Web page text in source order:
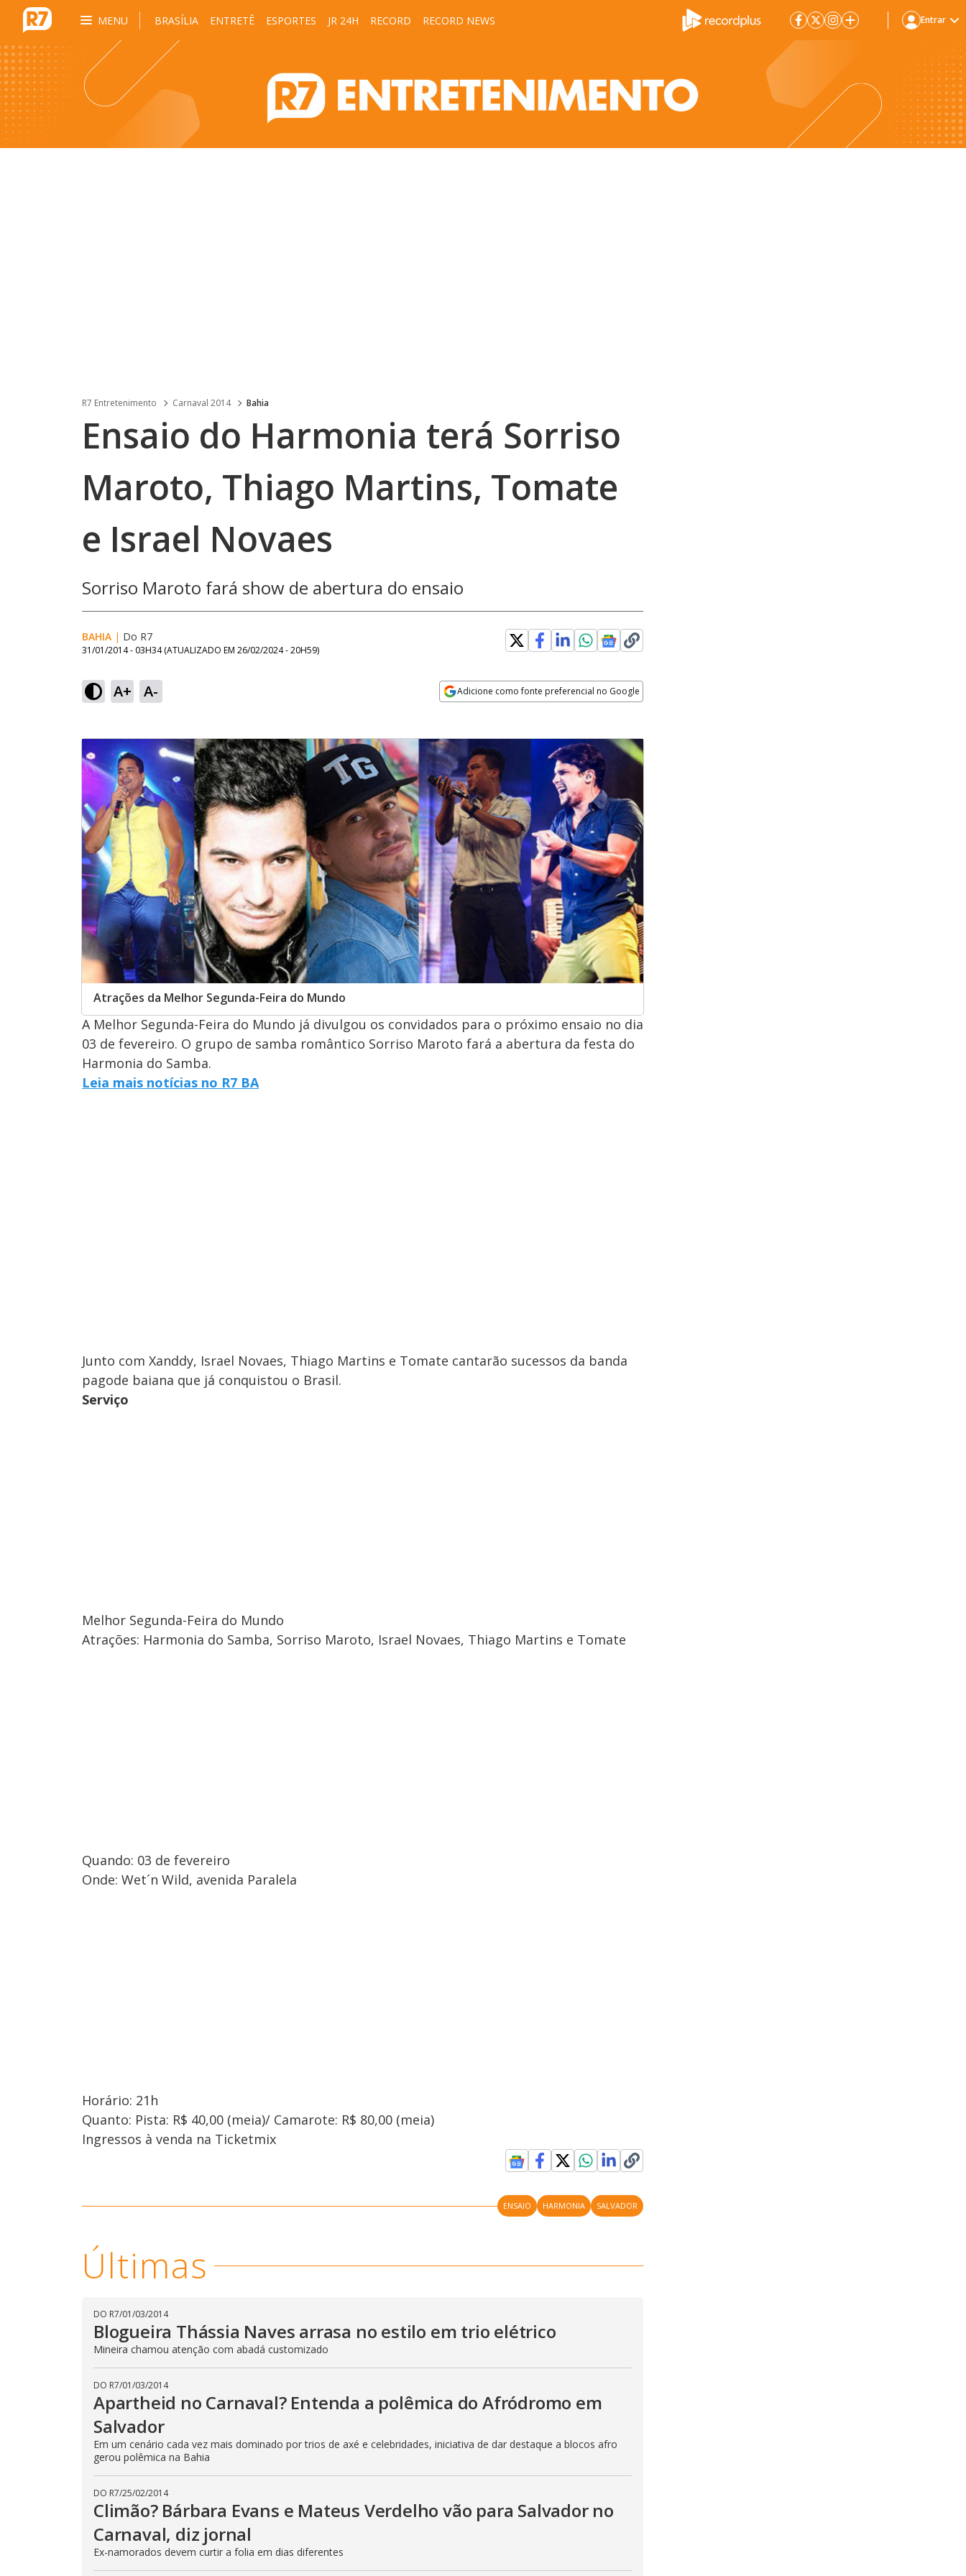
MENU BRASÍLIA ENTRETÊ ESPORTES JR 24H RECORD RECORD NEWS Entrar
R7 Entretenimento Carnaval 2014 Bahia
Ensaio do Harmonia terá Sorriso
Maroto, Thiago Martins, Tomate
e Israel Novaes
Sorriso Maroto fará show de abertura do ensaio
BAHIA | Do R7
31/01/2014 - 03H34 (ATUALIZADO EM 26/02/2024 - 20H59)
A+ A- Adicione como fonte preferencial no Google
Atrações da Melhor Segunda-Feira do Mundo
A Melhor Segunda-Feira do Mundo já divulgou os convidados para o próximo ensaio no dia
03 de fevereiro. O grupo de samba romântico Sorriso Maroto fará a abertura da festa do
Harmonia do Samba.
Leia mais notícias no R7 BA
Junto com Xanddy, Israel Novaes, Thiago Martins e Tomate cantarão sucessos da banda
pagode baiana que já conquistou o Brasil.
Serviço
Melhor Segunda-Feira do Mundo
Atrações: Harmonia do Samba, Sorriso Maroto, Israel Novaes, Thiago Martins e Tomate
Quando: 03 de fevereiro
Onde: Wet´n Wild, avenida Paralela
Horário: 21h
Quanto: Pista: R$ 40,00 (meia)/ Camarote: R$ 80,00 (meia)
Ingressos à venda na Ticketmix
ENSAIO HARMONIA SALVADOR
Últimas
DO R7/01/03/2014
Blogueira Thássia Naves arrasa no estilo em trio elétrico
Mineira chamou atenção com abadá customizado
DO R7/01/03/2014
Apartheid no Carnaval? Entenda a polêmica do Afródromo em
Salvador
Em um cenário cada vez mais dominado por trios de axé e celebridades, iniciativa de dar destaque a blocos afro
gerou polêmica na Bahia
DO R7/25/02/2014
Climão? Bárbara Evans e Mateus Verdelho vão para Salvador no
Carnaval, diz jornal
Ex-namorados devem curtir a folia em dias diferentes